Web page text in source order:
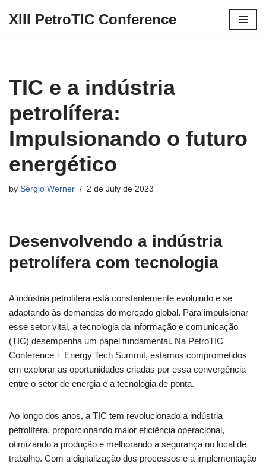
este
sistema
acessibilidade.
XIII PetroTIC Conference
TIC e a indústria
petrolífera:
Impulsionando o futuro
energético
by Sergio Werner 2 de July de 2023
Desenvolvendo a indústria
petrolífera com tecnologia
A indústria petrolífera está constantemente evoluindo e se
adaptando às demandas do mercado global. Para impulsionar
esse setor vital, a tecnologia da informação e comunicação
(TIC) desempenha um papel fundamental. Na PetroTIC
Conference + Energy Tech Summit, estamos comprometidos
em explorar as oportunidades criadas por essa convergência
entre o setor de energia e a tecnologia de ponta.
Ao longo dos anos, a TIC tem revolucionado a indústria
petrolífera, proporcionando maior eficiência operacional,
otimizando a produção e melhorando a segurança no local de
trabalho. Com a digitalização dos processos e a implementação